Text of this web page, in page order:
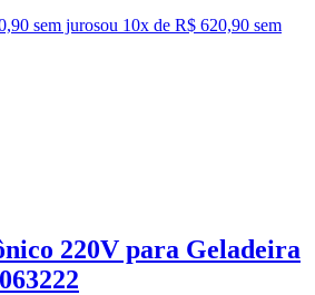
sem jurosou 10x de R$ 620,90 sem
220V para Geladeira